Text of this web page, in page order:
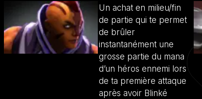
Un achat en milieu/fin
de partie qui te permet
de brûler
instantanément une
grosse partie du mana
d’un héros ennemi lors
de ta première attaque
après avoir Blinké